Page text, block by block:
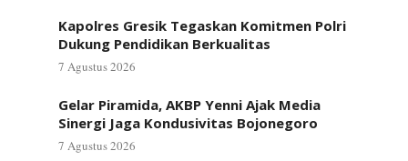
Kapolres Gresik Tegaskan Komitmen Polri
Dukung Pendidikan Berkualitas
7 Agustus 2026
Gelar Piramida, AKBP Yenni Ajak Media
Sinergi Jaga Kondusivitas Bojonegoro
7 Agustus 2026